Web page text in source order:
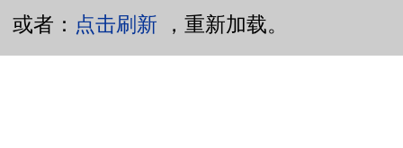
或者： 点击刷新 ，重新加载。